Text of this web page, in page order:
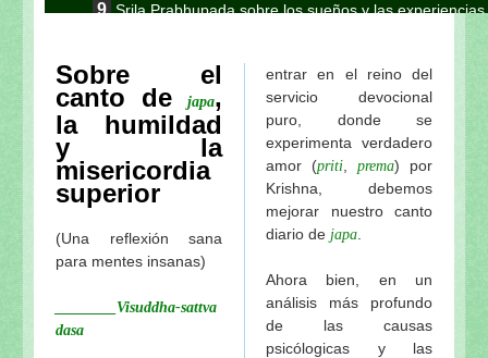
Srila Prabhupada sobre los sueños y las
El Néctar de Prabhupada (Una historia especial)
El Néctar de Prabhupada (Séptima entrega)
El Néctar de Prabhupada (Sexta entrega)
El Néctar de Prabhupada (Quinta entrega)
El Néctar de Prabhupada (Cuarta entrega)
El Néctar de Prabhupada (Tercera entrega)
El Néctar de Prabhupada (Segunda entrega)
El Diario de Srila Prabhupada en el Jaladuta-1965
Una carta de Srila Prabhupada a Srila Sridhara
Srila Prabhupada dijo: sobre la calificación de un
Srila Prabhupada uvaca: El principio de yukta
Sobre el
canto de japa,
la humildad
y la
misericordia
superior
(Una reflexión sana
para mentes insanas)
________Visuddha-sattva
dasa
entrar en el reino del
servicio devocional
puro, donde se
experimenta verdadero
amor (priti prema) por
Krishna, debemos
mejorar nuestro canto
diario de japa
Ahora bien, en un
análisis más profundo
de las causas
psicólogicas y las